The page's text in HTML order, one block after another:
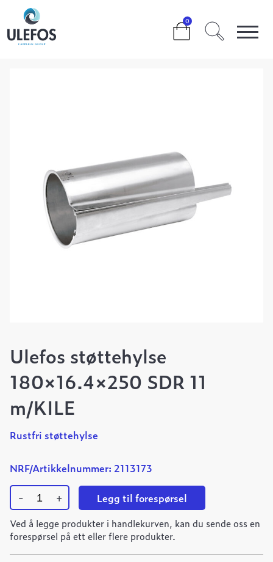
0
>>>
ULEFOS STØTTEHYLSE 180×16.4×250 SDR 11 M/KILE
Ulefos støttehylse
180×16.4×250 SDR 11
m/KILE
Rustfri støttehylse
NRF/Artikkelnummer: 2113173
-
Ulefos
støttehylse
180x16.4x250
SDR
11
+ Legg til forespørsel
Ved å legge produkter i handlekurven, kan du sende oss en
forespørsel på ett eller flere produkter.